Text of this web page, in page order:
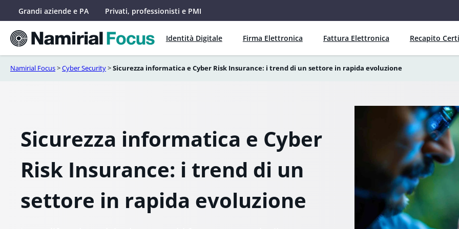
contenuto
Grandi aziende e PA Privati, professionisti e PMI
Identità Digitale Firma Elettronica Fattura Elettronica Recapito
Namirial Focus>Cyber Security>Sicurezza informatica e Cyber Risk Insurance: i trend di un settore in rapida evoluzione
Sicurezza informatica e Cyber
Risk Insurance: i trend di un
settore in rapida evoluzione